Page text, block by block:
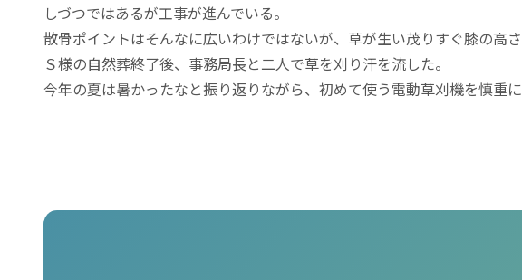
しづつではあるが工事が進んでいる。
散骨ポイントはそんなに広いわけではないが、草が生い茂りすぐ膝の高
Ｓ様の自然葬終了後、事務局長と二人で草を刈り汗を流した。
今年の夏は暑かったなと振り返りながら、初めて使う電動草刈機を慎重に